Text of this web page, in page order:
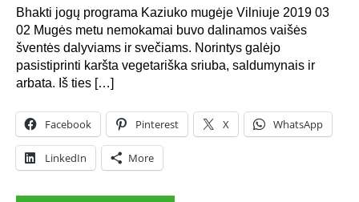
Bhakti jogų programa Kaziuko mugėje Vilniuje 2019 03
02 Mugės metu nemokamai buvo dalinamos vaišės
šventės dalyviams ir svečiams. Norintys galėjo
pasistiprinti karšta vegetariška sriuba, saldumynais ir
arbata. Iš ties […]
Facebook Pinterest X WhatsApp
LinkedIn More